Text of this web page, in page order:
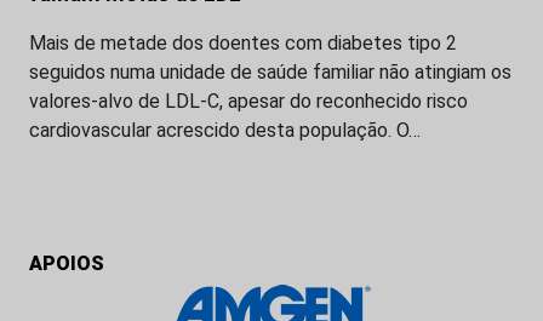
Mais de metade dos doentes com diabetes tipo 2
seguidos numa unidade de saúde familiar não atingiam os
valores-alvo de LDL-C, apesar do reconhecido risco
cardiovascular acrescido desta população. O…
APOIOS